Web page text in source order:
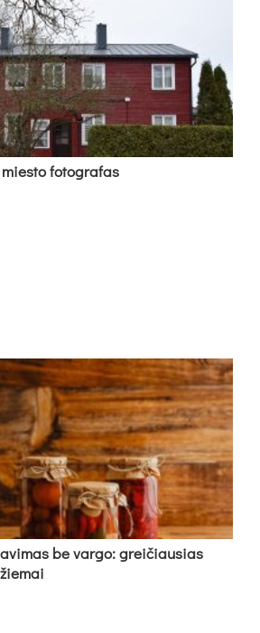
fo­tog­ra­fas
be vargo: greičiausias